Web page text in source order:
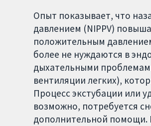
Опыт показывает, что
давлением (NIPPV)
положительным
более не нуждаются в
дыхательными
вентиляции легких),
Процесс экстубации или
возможно, потребуется
дополнительной помощи.